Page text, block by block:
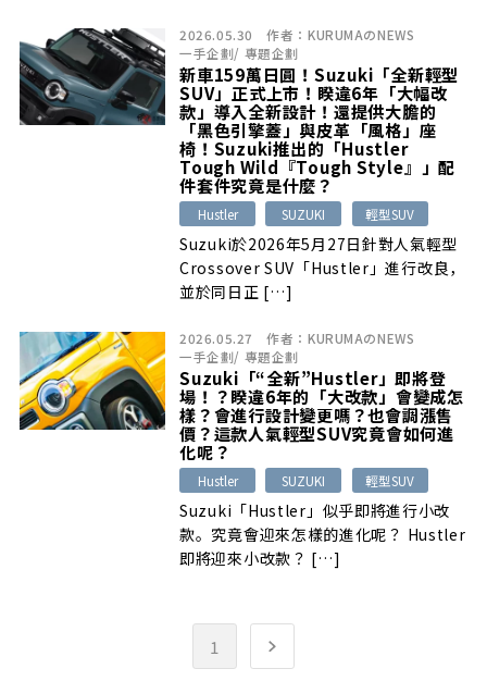
2026.05.30 作者： KURUMAのNEWS
一手企劃/ 專題企劃
新車159萬日圓！Suzuki「全新輕型
SUV」正式上市！睽違6年「大幅改
款」導入全新設計！還提供大膽的
「黑色引擎蓋」與皮革「風格」座
椅！Suzuki推出的「Hustler
Tough Wild『Tough Style』」配
件套件究竟是什麼？
Hustler SUZUKI 輕型SUV
Suzuki於2026年5月27日針對人氣輕型
Crossover SUV「Hustler」進行改良，
並於同日正 […]
2026.05.27 作者： KURUMAのNEWS
一手企劃/ 專題企劃
Suzuki「“全新”Hustler」即將登
場！？睽違6年的「大改款」會變成怎
樣？會進行設計變更嗎？也會調漲售
價？這款人氣輕型SUV究竟會如何進
化呢？
Hustler SUZUKI 輕型SUV
Suzuki「Hustler」似乎即將進行小改
款。究竟會迎來怎樣的進化呢？ Hustler
即將迎來小改款？ […]
1